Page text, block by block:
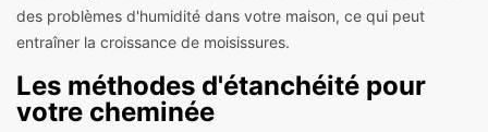
des problèmes d'humidité dans votre maison, ce qui peut
entraîner la croissance de moisissures.
Les méthodes d'étanchéité pour
votre cheminée